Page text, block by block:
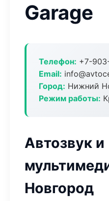
Garage
Телефон: +7-
Email:
Город: Нижний
Режим работы:
Автозвук и
Новгород